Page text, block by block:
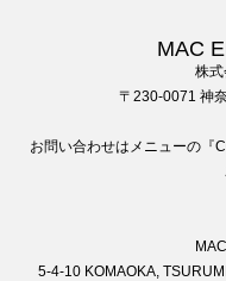
MAC
株式
〒230-0071 神
お問い合わせはメニューの『
5-4-10 KOMAOKA,